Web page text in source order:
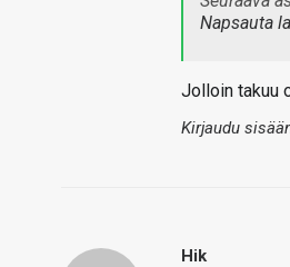
Napsauta
Jolloin takuu
Kirjaudu
Hik